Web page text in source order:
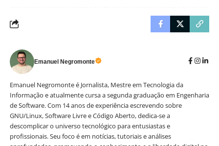
Emanuel Negromonte
Emanuel Negromonte é Jornalista, Mestre em Tecnologia da
Informação e atualmente cursa a segunda graduação em Engenharia
de Software. Com 14 anos de experiência escrevendo sobre
GNU/Linux, Software Livre e Código Aberto, dedica-se a
descomplicar o universo tecnológico para entusiastas e
profissionais. Seu foco é em notícias, tutoriais e análises